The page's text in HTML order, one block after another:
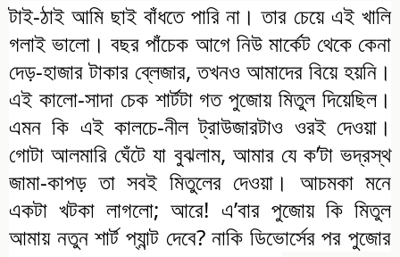
টাই-ঠাই আমি ছাই বাঁধতে পারি না। তার চেয়ে এই খালি
গলাই ভালো। বছর পাঁচেক আগে নিউ মার্কেট থেকে কেনা
দেড়-হাজার টাকার ব্লেজার, তখনও আমাদের বিয়ে হয়নি।
এই কালো-সাদা চেক শার্টটা গত পুজোয় মিতুল দিয়েছিল।
এমন কি এই কালচে-নীল ট্রাউজারটাও ওরই দেওয়া।
গোটা আলমারি ঘেঁটে যা বুঝলাম, আমার যে ক’টা ভদ্রস্থ
জামা-কাপড় তা সবই মিতুলের দেওয়া। আচমকা মনে
একটা খটকা লাগলো; আরে! এ’বার পুজোয় কি মিতুল
আমায় নতুন শার্ট প্যান্ট দেবে? নাকি ডিভোর্সের পর পুজোর